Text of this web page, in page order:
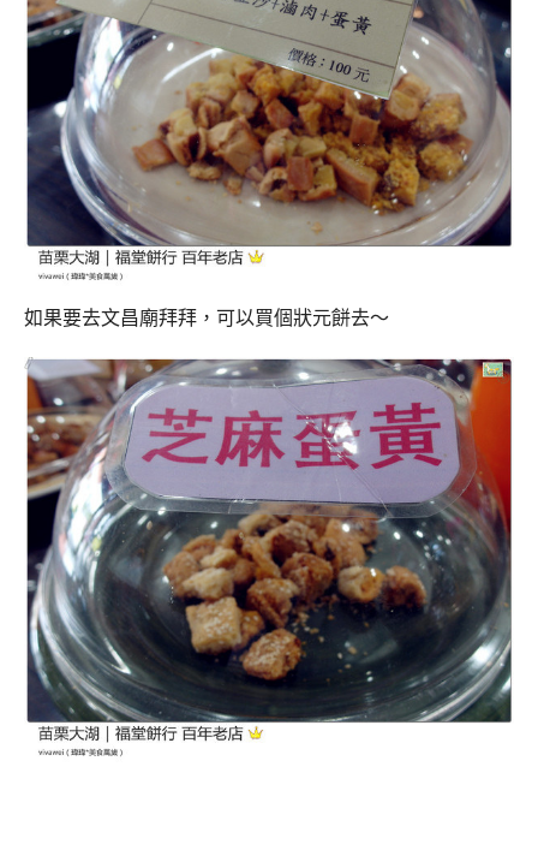
如果要去文昌廟拜拜，可以買個狀元餅去～